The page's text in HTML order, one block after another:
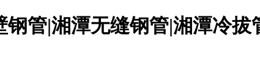
管|湘潭无缝钢管|湘潭冷拔